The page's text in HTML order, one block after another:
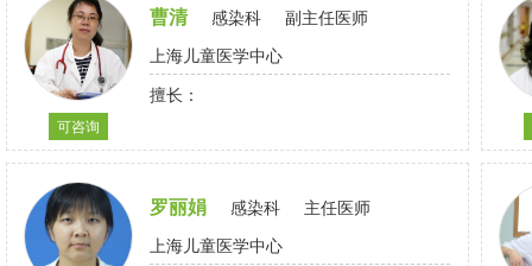
可咨询
曹清 感染科
副主任医师
上海儿童医学中心
擅长：
罗丽娟 感染科
主任医师
上海儿童医学中心